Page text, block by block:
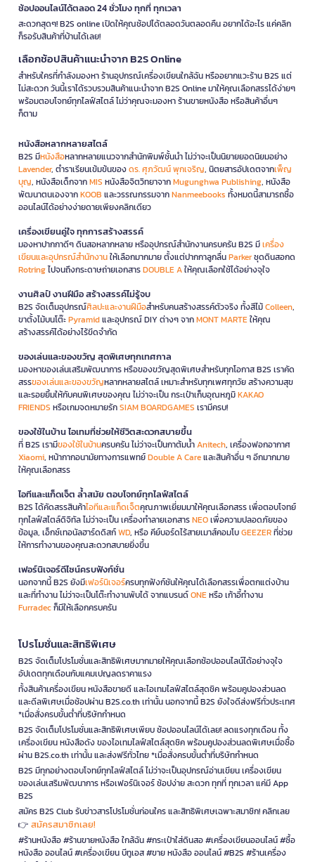
ช้อปออนไลน์ได้ตลอด 24 ชั่วโมง ทุกที่ ทุกเวลา
สะดวกสุดๆ! B2S online เปิดให้คุณช้อปได้ตลอดวันตลอดคืน อยากได้อะไร แค่คลิก
ก็รอรับสินค้าที่บ้านได้เลย!
เลือกช้อปสินค้าแนะนำจาก B2S Online
สำหรับใครที่กำลังมองหา ร้านอุปกรณ์เครื่องเขียนใกล้ฉัน หรืออยากแวะร้าน B2S แต่
ไม่สะดวก วันนี้เราได้รวบรวมสินค้าแนะนำจาก B2S Online มาให้คุณเลือกสรรได้ง่ายๆ
พร้อมตอบโจทย์ทุกไลฟ์สไตล์ ไม่ว่าคุณจะมองหา ร้านขายหนังสือ หรือสินค้าอื่นๆ
ก็ตาม
หนังสือหลากหลายสไตล์
B2S มีหนังสือหลากหลายแนวจากสำนักพิมพ์ชั้นนำ ไม่ว่าจะเป็นนิยายยอดนิยมอย่าง
Lavender, ตำราเรียนเข้มข้นของดร. ศุภวัฒน์ พุกเจริญ, นิตยสารอัปเดตจากเพ็ญ
บุญ, หนังสือเด็กจากMIS หนังสือจิตวิทยาจากMugunghwa Publishing, หนังสือ
พัฒนาตนเองจากKOOB และวรรณกรรมจากNanmeebooks ทั้งหมดนี้สามารถซื้อ
ออนไลน์ได้อย่างง่ายดายเพียงคลิกเดียว
เครื่องเขียนคู่ใจ ทุกการสร้างสรรค์
มองหาปากกาดีๆ ดินสอหลากหลาย หรืออุปกรณ์สำนักงานครบครัน B2S มีเครื่อง
เขียนและอุปกรณ์สำนักงานให้เลือกมากมาย ตั้งแต่ปากกาลูกลื่นParkerชุดดินสอกด
Rotringไปจนถึงกระดาษถ่ายเอกสารDOUBLE Aให้คุณเลือกใช้ได้อย่างจุใจ
งานศิลป์ งานฝีมือ สร้างสรรค์ไม่รู้จบ
B2S จัดเต็มอุปกรณ์ศิลปะและงานฝีมือสำหรับคนสร้างสรรค์ตัวจริง ทั้งสีไม้Colleen,
ขาตั้งไม้บนโต๊ะPyramidและอุปกรณ์ DIY ต่างๆ จากMONT MARTEให้คุณ
สร้างสรรค์ได้อย่างไร้ขีดจำกัด
ของเล่นและของขวัญ สุดพิเศษทุกเทศกาล
มองหาของเล่นเสริมพัฒนาการ หรือของขวัญสุดพิเศษสำหรับทุกโอกาส B2S เราคัด
สรรของเล่นและของขวัญหลากหลายสไตล์ เหมาะสำหรับทุกเพศทุกวัย สร้างความสุข
และรอยยิ้มให้กับคนพิเศษของคุณ ไม่ว่าจะเป็น กระเป๋าเก็บอุณหภูมิKAKAO
FRIENDS หรือเกมจดหมายรักSIAM BOARDGAMES เรามีครบ!
ของใช้ในบ้าน ไอเทมที่ช่วยให้ชีวิตสะดวกสบายขึ้น
ที่ B2S เรามีของใช้ในบ้านครบครัน ไม่ว่าจะเป็นกาต้มน้ำAnitech, เครื่องฟอกอากาศ
Xiaomi, หน้ากากอนามัยทางการแพทย์Double A Careและสินค้าอื่น ๆ อีกมากมาย
ให้คุณเลือกสรร
ไอทีและแก็ดเจ็ต ล้ำสมัย ตอบโจทย์ทุกไลฟ์สไตล์
B2S ได้คัดสรรสินค้าไอทีและแก็ดเจ็ตคุณภาพเยี่ยมมาให้คุณเลือกสรร เพื่อตอบโจทย์
ทุกไลฟ์สไตล์ดิจิทัล ไม่ว่าจะเป็น เครื่องทำลายเอกสารNEOเพื่อความปลอดภัยของ
ข้อมูล, เอ็กซ์เทอนัลฮาร์ดดิสก์WD, หรือ คีย์บอร์ดไร้สายเมาส์คอมโบGEEZERที่ช่วย
ให้การทำงานของคุณสะดวกสบายยิ่งขึ้น
เฟอร์นิเจอร์ดีไซน์ครบฟังก์ชั่น
นอกจากนี้ B2S ยังมีเฟอร์นิเจอร์ครบทุกฟังก์ชันให้คุณได้เลือกสรรเพื่อตกแต่งบ้าน
และที่ทำงาน ไม่ว่าจะเป็นโต๊ะทำงานพับได้ จากแบรนด์ONEหรือ เก้าอี้ทำงาน
Furradecก็มีให้เลือกครบครัน
โปรโมชั่นและสิทธิพิเศษ
B2S จัดเต็มโปรโมชั่นและสิทธิพิเศษมากมายให้คุณเลือกช้อปออนไลน์ได้อย่างจุใจ
อัปเดตทุกเดือนกับแคมเปญลดราคาแรง
ทั้งสินค้าเครื่องเขียน หนังสือขายดี และไอเทมไลฟ์สไตล์สุดชิค พร้อมคูปองส่วนลด
และดีลพิเศษเมื่อช้อปผ่าน B2S.co.th เท่านั้น นอกจากนี้ B2S ยังใจดีส่งฟรีทั่วประเทศ
*เมื่อสั่งครบขั้นต่ำที่บริษัทกำหนด
B2S จัดเต็มโปรโมชั่นและสิทธิพิเศษเพียบ ช้อปออนไลน์ได้เลย! ลดแรงทุกเดือน ทั้ง
เครื่องเขียน หนังสือดัง ของไอเทมไลฟ์สไตล์สุดชิค พร้อมคูปองส่วนลดพิเศษเมื่อซื้อ
ผ่าน B2S.co.th เท่านั้น และส่งฟรีทั่วไทย *เมื่อสั่งครบขั้นต่ำที่บริษัทกำหนด
B2S มีทุกอย่างตอบโจทย์ทุกไลฟ์สไตล์ ไม่ว่าจะเป็นอุปกรณ์อ่านเขียน เครื่องเขียน
ของเล่นเสริมพัฒนาการ หรือเฟอร์นิเจอร์ ช้อปง่าย สะดวก ทุกที่ ทุกเวลา แค่มี App
B2S
สมัคร B2S Club รับข่าวสารโปรโมชั่นก่อนใคร และสิทธิพิเศษเฉพาะสมาชิก! คลิกเลย
👉 สมัครสมาชิกเลย!
#ร้านหนังสือ #ร้านขายหนังสือ ใกล้ฉัน #กระเป๋าใส่ดินสอ #เครื่องเขียนออนไลน์ #ซื้อ
หนังสือ ออนไลน์ #เครื่องเขียน บีทูเอส #ขาย หนังสือ ออนไลน์ #B2S #ร้านเครื่อง